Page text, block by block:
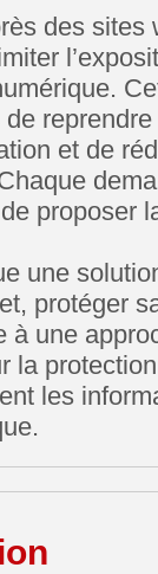
des
et de
proposer
une
protéger
à une
la
les